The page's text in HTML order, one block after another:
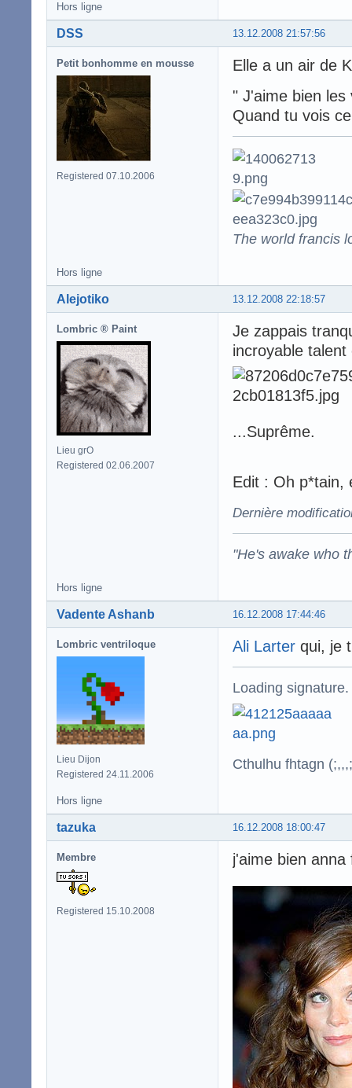
Hors ligne
13.12.2008 21:57:56
DSS
Petit bonhomme en mousse
Registered 07.10.2006
Elle a un air de
" J'aime bien les
Quand tu vois
The world francis
Hors ligne
13.12.2008 22:18:57
Alejotiko
Lombric ® Paint
Lieu grO
Registered 02.06.2007
Je zappais
incroyable
...Suprême.
Edit : Oh p*tain,
Dernière
"He's awake who
Hors ligne
16.12.2008 17:44:46
Vadente Ashanb
Lombric ventriloque
Lieu Dijon
Registered 24.11.2006
Ali Larter qui, je
Loading signature.
Cthulhu fhtagn
Hors ligne
16.12.2008 18:00:47
tazuka
Membre
Registered 15.10.2008
j'aime bien anna